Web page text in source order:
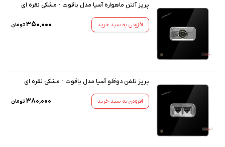
پریز آنتن ماهواره آسیا مدل یاقوت - مشکی نقره ای
افزودن به سبد خرید ۳۵۰٬۰۰۰ تومان
پریز تلفن دوقلو آسیا مدل یاقوت - مشکی نقره ای
افزودن به سبد خرید ۳۸۰٬۰۰۰ تومان